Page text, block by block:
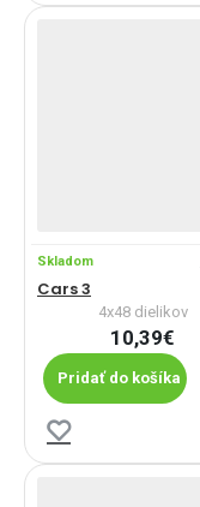
Skladom
Cars 3
4x48 dielikov
10,39€
Pridať do košíka